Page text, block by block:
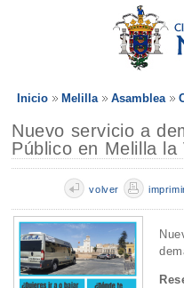
Inicio Melilla Asamblea
Nuevo servicio a
Público en Melilla la
volver